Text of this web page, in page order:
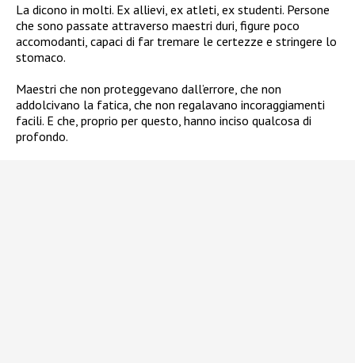
La dicono in molti. Ex allievi, ex atleti, ex studenti. Persone
che sono passate attraverso maestri duri, figure poco
accomodanti, capaci di far tremare le certezze e stringere lo
stomaco.
Maestri che non proteggevano dall’errore, che non
addolcivano la fatica, che non regalavano incoraggiamenti
facili. E che, proprio per questo, hanno inciso qualcosa di
profondo.